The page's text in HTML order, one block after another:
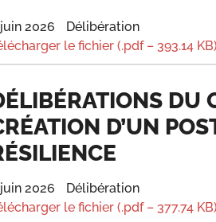
2026
Délibération
le fichier (.pdf – 393.14 KB)
DU
D’UN
2026
Délibération
le fichier (.pdf – 377.74 KB)